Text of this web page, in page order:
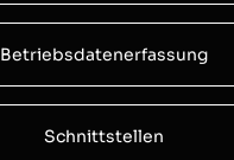
Betriebsdatenerfassung
Schnittstellen